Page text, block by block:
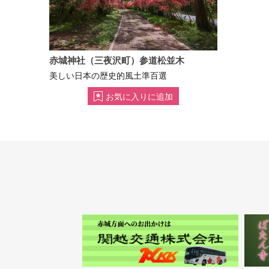
赤城神社（三夜沢町）参道松並木
美しい日本の歴史的風土準百選